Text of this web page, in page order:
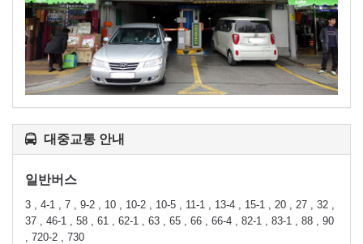
대중교통 안내
일반버스
3 , 4-1 , 7 , 9-2 , 10 , 10-2 , 10-5 , 11-1 , 13-4 , 15-1 , 20 , 27 , 32 ,
37 , 46-1 , 58 , 61 , 62-1 , 63 , 65 , 66 , 66-4 , 82-1 , 83-1 , 88 , 90
, 720-2 , 730